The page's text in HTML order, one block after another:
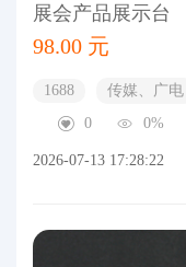
展会产品展示台
98.00 元
1688 传媒、广电
0
0%
2026-07-13 17:28:22